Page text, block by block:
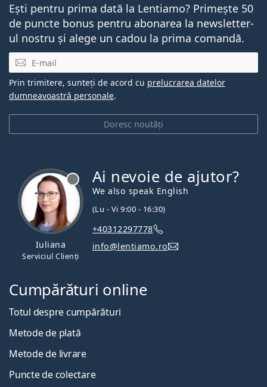
Ești pentru prima dată la Lentiamo? Primește 50
de puncte bonus pentru abonarea la newsletter-
ul nostru și alege un cadou la prima comandă.
E-mail
Doresc noutăți
Prin trimitere, sunteți de acord cu prelucrarea datelor
dumneavoastră personale.
Iuliana
Serviciul Clienți
Ai nevoie de ajutor?
We also speak English
(Lu - Vi 9:00 - 16:30)
+40312297778
info@lentiamo.ro
Cumpărături online
Totul despre cumpărături
Metode de plată
Metode de livrare
Puncte de colectare